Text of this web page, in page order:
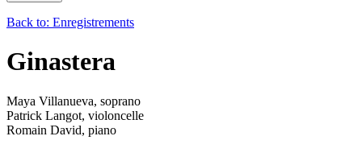
Back to: Enregistrements
Ginastera
Maya Villanueva, soprano
Patrick Langot, violoncelle
Romain David, piano